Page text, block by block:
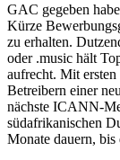
GAC gegeben
Kürze
zu erhalten.
oder .music hält
aufrecht. Mit
Betreibern einer
nächste ICANN-
südafrikanischen
Monate dauern, bis